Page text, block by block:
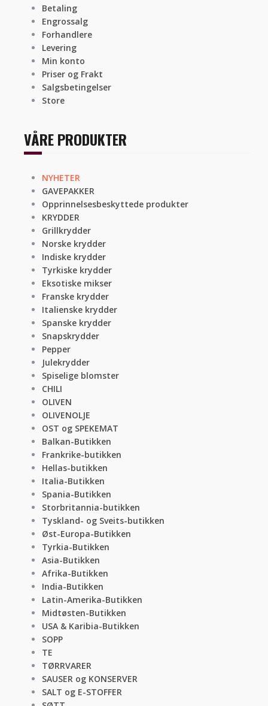
Betaling
Engrossalg
Forhandlere
Levering
Min konto
Priser og Frakt
Salgsbetingelser
Store
VÅRE PRODUKTER
NYHETER
GAVEPAKKER
Opprinnelsesbeskyttede produkter
KRYDDER
Grillkrydder
Norske krydder
Indiske krydder
Tyrkiske krydder
Eksotiske mikser
Franske krydder
Italienske krydder
Spanske krydder
Snapskrydder
Pepper
Julekrydder
Spiselige blomster
CHILI
OLIVEN
OLIVENOLJE
OST og SPEKEMAT
Balkan-Butikken
Frankrike-butikken
Hellas-butikken
Italia-Butikken
Spania-Butikken
Storbritannia-butikken
Tyskland- og Sveits-butikken
Øst-Europa-Butikken
Tyrkia-Butikken
Asia-Butikken
Afrika-Butikken
India-Butikken
Latin-Amerika-Butikken
Midtøsten-Butikken
USA & Karibia-Butikken
SOPP
TE
TØRRVARER
SAUSER og KONSERVER
SALT og E-STOFFER